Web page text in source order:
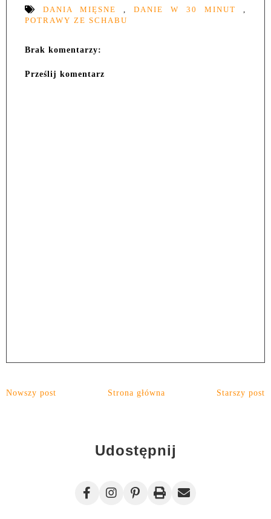
DANIA MIĘSNE , DANIE W 30 MINUT ,
POTRAWY ZE SCHABU
Brak komentarzy:
Prześlij komentarz
Nowszy post Starszy post
Strona główna
Udostępnij